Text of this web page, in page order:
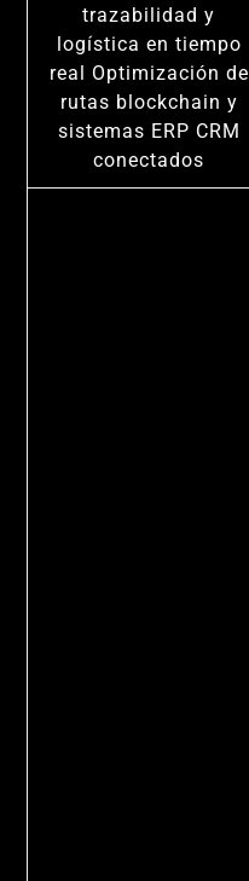
trazabilidad y
logística en tiempo
real Optimización de
rutas blockchain y
sistemas ERP CRM
conectados